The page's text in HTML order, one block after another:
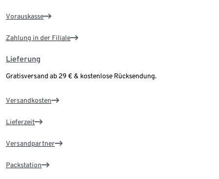
Vorauskasse
Zahlung in der Filiale
Lieferung
Gratisversand ab 29 € & kostenlose Rücksendung.
Versandkosten
Lieferzeit
Versandpartner
Packstation